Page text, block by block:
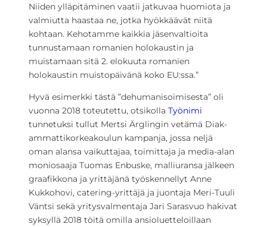
Niiden ylläpitäminen vaatii jatkuvaa huomiota ja
valmiutta haastaa ne, jotka hyökkäävät niitä
kohtaan. Kehotamme kaikkia jäsenvaltioita
tunnustamaan romanien holokaustin ja
muistamaan sitä 2. elokuuta romanien
holokaustin muistopäivänä koko EU:ssa.”
Hyvä esimerkki tästä ”dehumanisoimisesta” oli
vuonna 2018 toteutettu, otsikolla Työnimi
tunnetuksi tullut Mertsi Ärglingin vetämä Diak-
ammattikorkeakoulun kampanja, jossa neljä
oman alansa vaikuttajaa, toimittaja ja media-alan
moniosaaja Tuomas Enbuske, malliuransa jälkeen
graafikkona ja yrittäjänä työskennellyt Anne
Kukkohovi, catering-yrittäjä ja juontaja Meri-Tuuli
Väntsi sekä yritysvalmentaja Jari Sarasvuo hakivat
syksyllä 2018 töitä omilla ansioluetteloillaan